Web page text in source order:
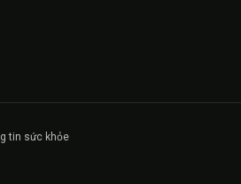
tin sức khỏe